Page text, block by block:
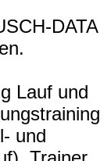
DATA
Lauf und
und